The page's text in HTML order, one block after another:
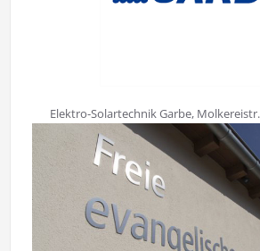
Elektro-Solartechnik Garbe,